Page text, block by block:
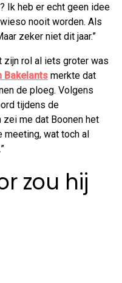
Ik heb er echt geen idee
nooit worden. Als
zeker niet dit jaar.”
zijn rol al iets groter was
Bakelants merkte dat
de ploeg. Volgens
tijdens de
zei me dat Boonen het
meeting, wat toch al
zou hij